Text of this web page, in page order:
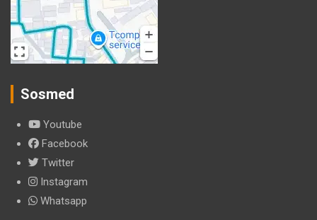
Sosmed
Youtube
Facebook
Twitter
Instagram
Whatsapp